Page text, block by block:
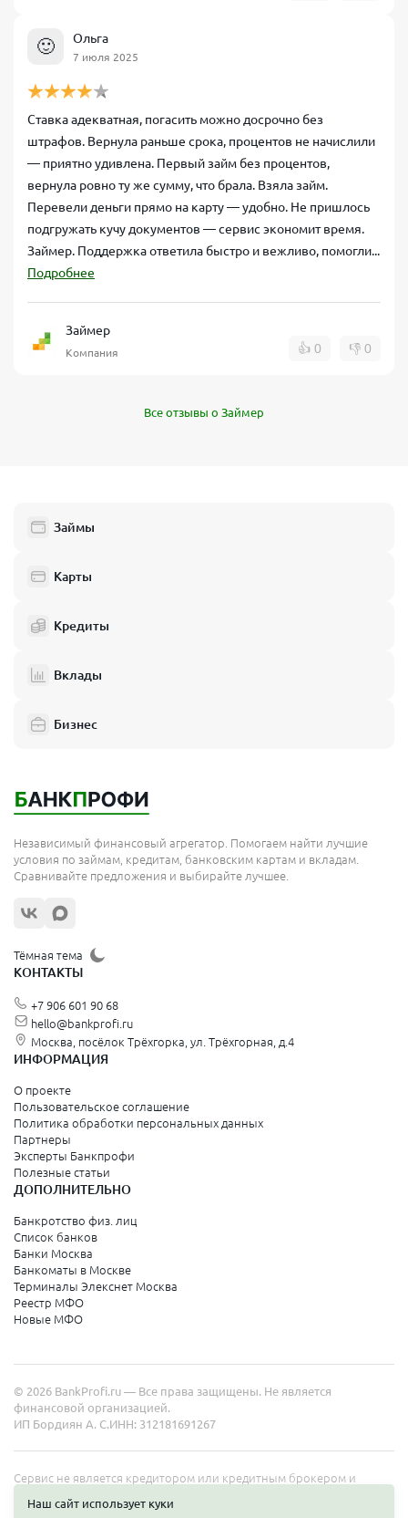
🙂 Ольга
7 июля 2025
Ставка адекватная, погасить можно досрочно без
штрафов. Вернула раньше срока, процентов не начислили
— приятно удивлена. Первый займ без процентов,
вернула ровно ту же сумму, что брала. Взяла займ.
Перевели деньги прямо на карту — удобно. Не пришлось
подгружать кучу документов — сервис экономит время.
Займер. Поддержка ответила быстро и вежливо, помогли...
Подробнее
Займер
Компания 👍 0 👎 0
Все отзывы о Займер
Займы
Карты
Кредиты
Вклады
Бизнес
Независимый финансовый агрегатор. Помогаем найти лучшие
условия по займам, кредитам, банковским картам и вкладам.
Сравнивайте предложения и выбирайте лучшее.
Тёмная тема
КОНТАКТЫ
+7 906 601 90 68
hello@bankprofi.ru
Москва, посёлок Трёхгорка, ул. Трёхгорная, д.4
ИНФОРМАЦИЯ
О проекте
Пользовательское соглашение
Политика обработки персональных данных
Партнеры
Эксперты Банкпрофи
Полезные статьи
ДОПОЛНИТЕЛЬНО
Банкротство физ. лиц
Список банков
Банки Москва
Банкоматы в Москве
Терминалы Элекснет Москва
Реестр МФО
Новые МФО
© 2026 BankProfi.ru — Все права защищены. Не является
финансовой организацией.
ИП Бордиян А. С.ИНН: 312181691267
Сервис не является кредитором или кредитным брокером и
на сайте не является публичной офертой. Полные условия услуг
Наш сайт использует куки